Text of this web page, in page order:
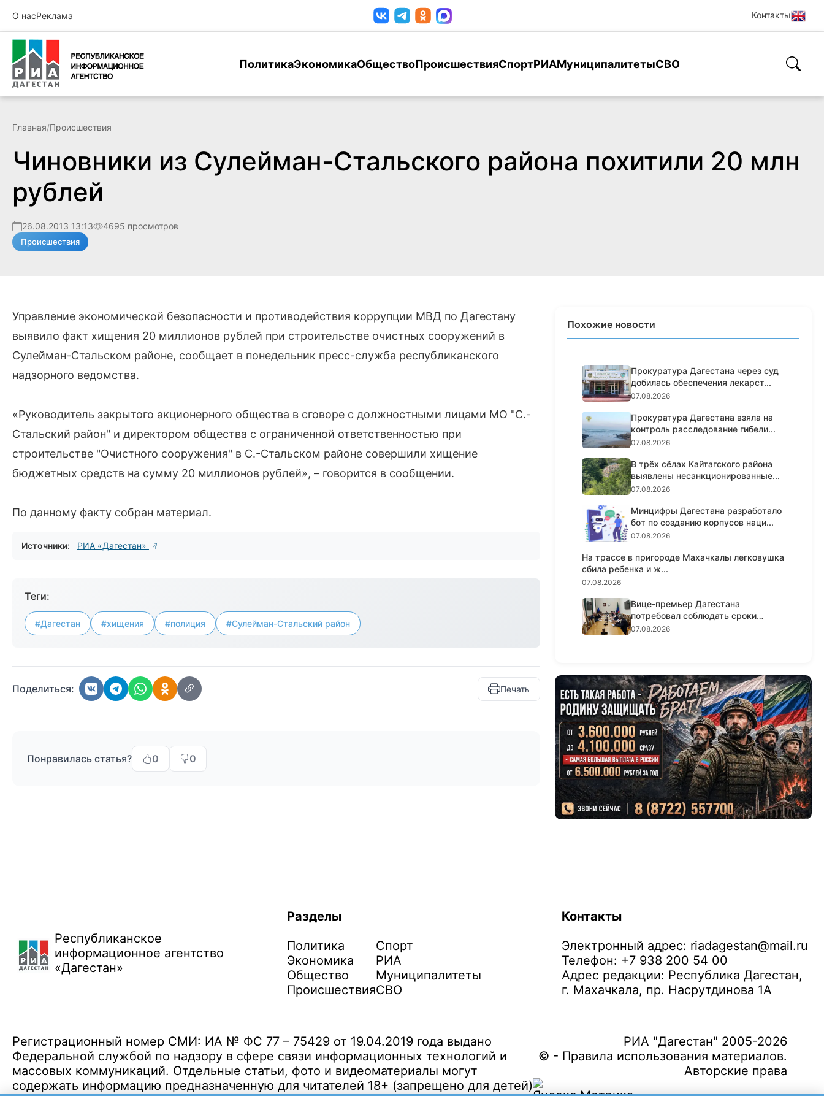
О насРеклама Контакты
ПолитикаЭкономикаОбществоПроисшествияСпортРИАМуниципалитетыСВО
Главная/Происшествия
Чиновники из Сулейман-Стальского района похитили 20 млн
рублей
26.08.2013 13:13 4695 просмотров
Происшествия
Управление экономической безопасности и противодействия коррупции МВД по Дагестану
выявило факт хищения 20 миллионов рублей при строительстве очистных сооружений в
Сулейман-Стальском районе, сообщает в понедельник пресс-служба республиканского
надзорного ведомства.
«Руководитель закрытого акционерного общества в сговоре с должностными лицами МО "С.-
Стальский район" и директором общества с ограниченной ответственностью при
строительстве "Очистного сооружения" в С.-Стальском районе совершили хищение
бюджетных средств на сумму 20 миллионов рублей», – говорится в сообщении.
По данному факту собран материал.
Источники: РИА «Дагестан»
Теги:
#Дагестан #хищения #полиция #Сулейман-Стальский район
Поделиться: Печать
Понравилась статья? 0 0
Похожие новости
Прокуратура Дагестана через суд
добилась обеспечения лекарст...
07.08.2026
Прокуратура Дагестана взяла на
контроль расследование гибели...
07.08.2026
В трёх сёлах Кайтагского района
выявлены несанкционированные...
07.08.2026
Минцифры Дагестана разработало
бот по созданию корпусов наци...
07.08.2026
На трассе в пригороде Махачкалы легковушка
сбила ребенка и ж...
07.08.2026
Вице-премьер Дагестана
потребовал соблюдать сроки
реализации...
07.08.2026
Республиканское
информационное агентство
«Дагестан»
Разделы
Политика
Экономика
Общество
Происшествия
Спорт
РИА
Муниципалитеты
СВО
Контакты
Электронный адрес: riadagestan@mail.ru
Телефон: +7 938 200 54 00
Адрес редакции: Республика Дагестан,
г. Махачкала, пр. Насрутдинова 1А
Регистрационный номер СМИ: ИА № ФС 77 – 75429 от 19.04.2019 года выдано
Федеральной службой по надзору в сфере связи информационных технологий и
массовых коммуникаций. Отдельные статьи, фото и видеоматериалы могут
содержать информацию предназначенную для читателей 18+ (запрещено для детей)
РИА "Дагестан" 2005-2026
© - Правила использования материалов.
Авторские права